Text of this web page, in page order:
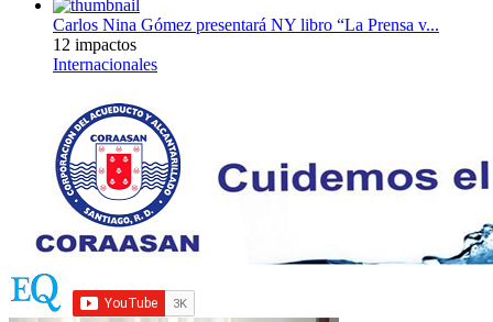
Carlos Nina Gómez presentará NY libro “La Prensa v...
12 impactos
Internacionales